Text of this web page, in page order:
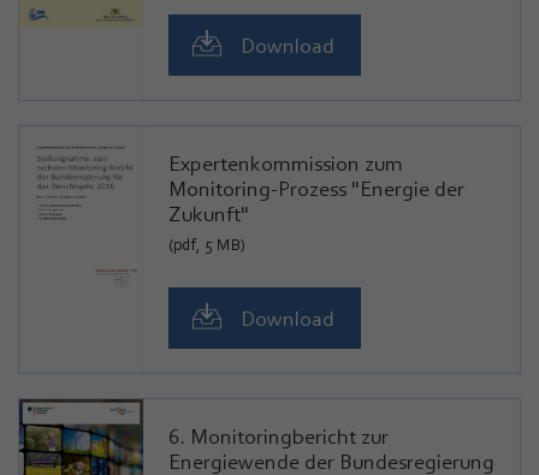
Download
Expertenkommission zum
Monitoring-Prozess "Energie der
Zukunft"
(pdf, 5 MB)
Download
6. Monitoringbericht zur
Energiewende der Bundesregierung